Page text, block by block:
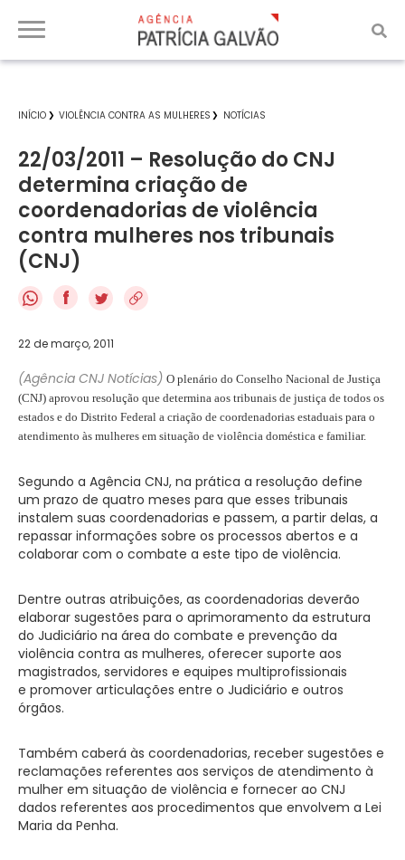
INÍCIO VIOLÊNCIA CONTRA AS MULHERES NOTÍCIAS
22/03/2011 – Resolução do CNJ
determina criação de
coordenadorias de violência
contra mulheres nos tribunais
(CNJ)
f
22 de março, 2011
(Agência CNJ Notícias) O plenário do Conselho Nacional de Justiça
(CNJ) aprovou resolução que determina aos tribunais de justiça de todos os
estados e do Distrito Federal a criação de coordenadorias estaduais para o
atendimento às mulheres em situação de violência doméstica e familiar.
Segundo a Agência CNJ, na prática a resolução define
um prazo de quatro meses para que esses tribunais
instalem suas coordenadorias e passem, a partir delas, a
repassar informações sobre os processos abertos e a
colaborar com o combate a este tipo de violência.
Dentre outras atribuições, as coordenadorias deverão
elaborar sugestões para o aprimoramento da estrutura
do Judiciário na área do combate e prevenção da
violência contra as mulheres, oferecer suporte aos
magistrados, servidores e equipes multiprofissionais
e promover articulações entre o Judiciário e outros
órgãos.
Também caberá às coordenadorias, receber sugestões e
reclamações referentes aos serviços de atendimento à
mulher em situação de violência e fornecer ao CNJ
dados referentes aos procedimentos que envolvem a Lei
Maria da Penha.